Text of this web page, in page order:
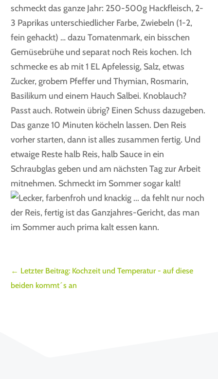
schmeckt das ganze Jahr: 250-500g Hackfleisch, 2-
3 Paprikas unterschiedlicher Farbe, Zwiebeln (1-2,
fein gehackt) … dazu Tomatenmark, ein bisschen
Gemüsebrühe und separat noch Reis kochen. Ich
schmecke es ab mit 1 EL Apfelessig, Salz, etwas
Zucker, grobem Pfeffer und Thymian, Rosmarin,
Basilikum und einem Hauch Salbei. Knoblauch?
Passt auch. Rotwein übrig? Einen Schuss dazugeben.
Das ganze 10 Minuten köcheln lassen. Den Reis
vorher starten, dann ist alles zusammen fertig. Und
etwaige Reste halb Reis, halb Sauce in ein
Schraubglas geben und am nächsten Tag zur Arbeit
mitnehmen. Schmeckt im Sommer sogar kalt!
← Letzter Beitrag: Kochzeit und Temperatur - auf diese
beiden kommt´s an